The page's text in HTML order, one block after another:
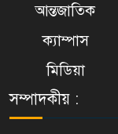
আন্তজাতিক
ক্যাম্পাস
মিডিয়া
সম্পাদকীয় :